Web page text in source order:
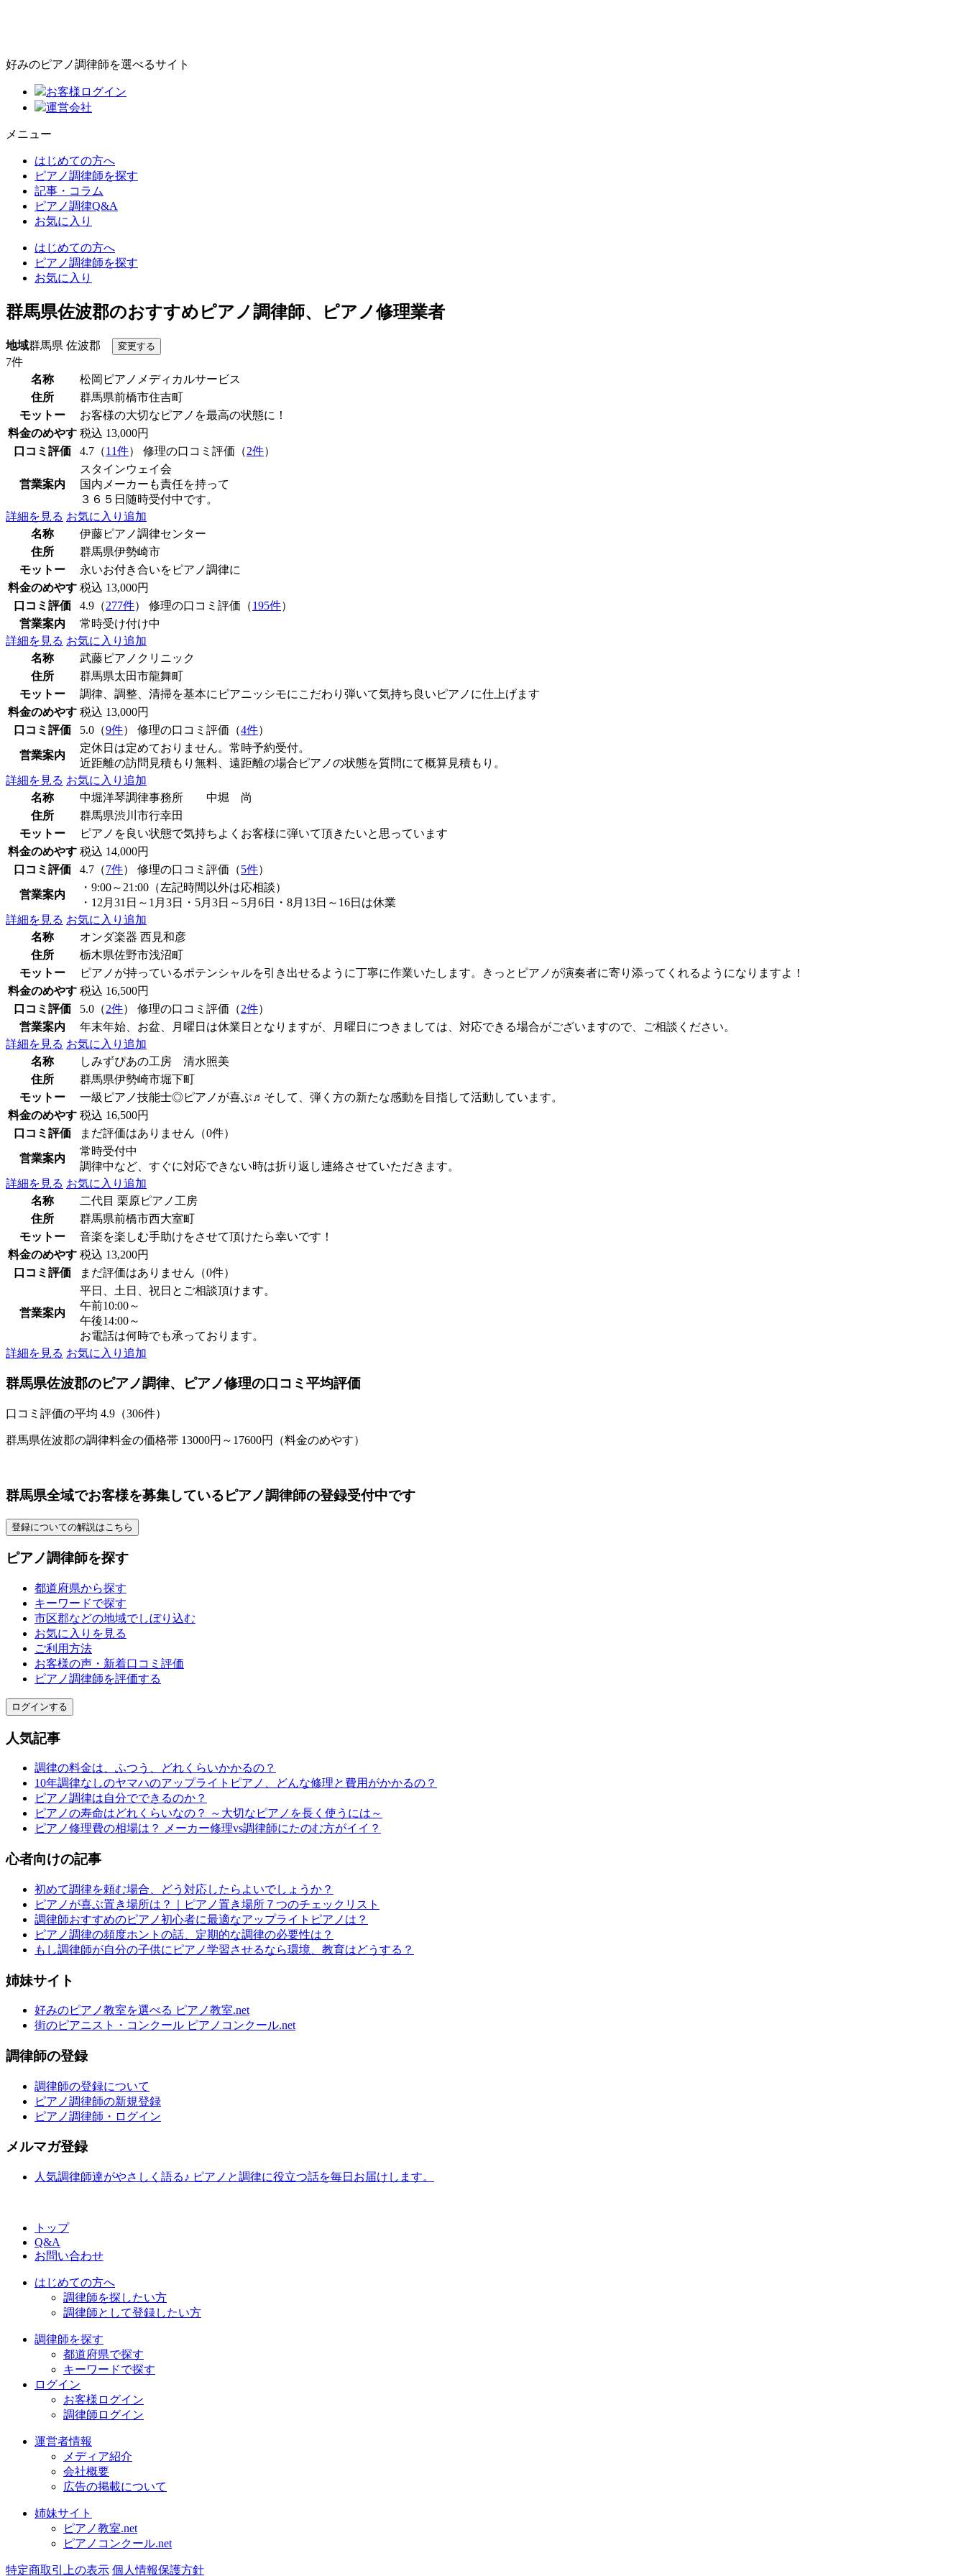
好みのピアノ調律師を選べるサイト
お客様ログイン
運営会社
メニュー
はじめての方へ
ピアノ調律師を探す
記事・コラム
ピアノ調律Q&A
お気に入り
はじめての方へ
ピアノ調律師を探す
お気に入り
群馬県佐波郡のおすすめピアノ調律師、ピアノ修理業者
地域群馬県 佐波郡
7件
名称
松岡ピアノメディカルサービス
住所
群馬県前橋市住吉町
モットー
お客様の大切なピアノを最高の状態に！
料金のめやす 税込 13,000円
口コミ評価
4.7（11件） 修理の口コミ評価（2件）
営業案内
スタインウェイ会
国内メーカーも責任を持って
３６５日随時受付中です。
詳細を見る お気に入り追加
名称
伊藤ピアノ調律センター
住所
群馬県伊勢崎市
モットー
永いお付き合いをピアノ調律に
料金のめやす 税込 13,000円
口コミ評価
4.9（277件） 修理の口コミ評価（195件）
営業案内
常時受け付け中
詳細を見る お気に入り追加
名称
武藤ピアノクリニック
住所
群馬県太田市龍舞町
モットー
調律、調整、清掃を基本にピアニッシモにこだわり弾いて気持ち良いピアノに仕上げます
料金のめやす 税込 13,000円
口コミ評価
5.0（9件） 修理の口コミ評価（4件）
営業案内
定休日は定めておりません。常時予約受付。
近距離の訪問見積もり無料、遠距離の場合ピアノの状態を質問にて概算見積もり。
詳細を見る お気に入り追加
名称
中堀洋琴調律事務所 中堀 尚
住所
群馬県渋川市行幸田
モットー
ピアノを良い状態で気持ちよくお客様に弾いて頂きたいと思っています
料金のめやす 税込 14,000円
口コミ評価
4.7（7件） 修理の口コミ評価（5件）
営業案内
・9:00～21:00（左記時間以外は応相談）
・12月31日～1月3日・5月3日～5月6日・8月13日～16日は休業
詳細を見る お気に入り追加
名称
オンダ楽器 西見和彦
住所
栃木県佐野市浅沼町
モットー
ピアノが持っているポテンシャルを引き出せるように丁寧に作業いたします。きっとピアノが演奏者に寄り添ってくれるようになりますよ！
料金のめやす 税込 16,500円
口コミ評価
5.0（2件） 修理の口コミ評価（2件）
営業案内
年末年始、お盆、月曜日は休業日となりますが、月曜日につきましては、対応できる場合がございますので、ご相談ください。
詳細を見る お気に入り追加
名称
しみずぴあの工房 清水照美
住所
群馬県伊勢崎市堀下町
モットー
一級ピアノ技能士◎ピアノが喜ぶ♬そして、弾く方の新たな感動を目指して活動しています。
料金のめやす 税込 16,500円
口コミ評価
まだ評価はありません（0件）
営業案内
常時受付中
調律中など、すぐに対応できない時は折り返し連絡させていただきます。
詳細を見る お気に入り追加
名称
二代目 栗原ピアノ工房
住所
群馬県前橋市西大室町
モットー
音楽を楽しむ手助けをさせて頂けたら幸いです！
料金のめやす 税込 13,200円
口コミ評価
まだ評価はありません（0件）
営業案内
平日、土日、祝日とご相談頂けます。
午前10:00～
午後14:00～
お電話は何時でも承っております。
詳細を見る お気に入り追加
群馬県佐波郡のピアノ調律、ピアノ修理の口コミ平均評価
口コミ評価の平均 4.9（306件）
群馬県佐波郡の調律料金の価格帯 13000円～17600円（料金のめやす）
群馬県全域でお客様を募集しているピアノ調律師の登録受付中です
登録についての解説はこちら
ピアノ調律師を探す
都道府県から探す
キーワードで探す
市区郡などの地域でしぼり込む
お気に入りを見る
ご利用方法
お客様の声・新着口コミ評価
ピアノ調律師を評価する
ログインする
人気記事
調律の料金は、ふつう、どれくらいかかるの？
10年調律なしのヤマハのアップライトピアノ、どんな修理と費用がかかるの？
ピアノ調律は自分でできるのか？
ピアノの寿命はどれくらいなの？ ～大切なピアノを長く使うには～
ピアノ修理費の相場は？ メーカー修理vs調律師にたのむ方がイイ？
心者向けの記事
初めて調律を頼む場合、どう対応したらよいでしょうか？
ピアノが喜ぶ置き場所は？｜ピアノ置き場所７つのチェックリスト
調律師おすすめのピアノ初心者に最適なアップライトピアノは？
ピアノ調律の頻度ホントの話、定期的な調律の必要性は？
もし調律師が自分の子供にピアノ学習させるなら環境、教育はどうする？
姉妹サイト
好みのピアノ教室を選べる ピアノ教室.net
街のピアニスト・コンクール ピアノコンクール.net
調律師の登録
調律師の登録について
ピアノ調律師の新規登録
ピアノ調律師・ログイン
メルマガ登録
人気調律師達がやさしく語る♪ ピアノと調律に役立つ話を毎日お届けします。
トップ
Q&A
お問い合わせ
はじめての方へ
調律師を探したい方
調律師として登録したい方
調律師を探す
都道府県で探す
キーワードで探す
ログイン
お客様ログイン
調律師ログイン
運営者情報
メディア紹介
会社概要
広告の掲載について
姉妹サイト
ピアノ教室.net
ピアノコンクール.net
特定商取引上の表示 個人情報保護方針